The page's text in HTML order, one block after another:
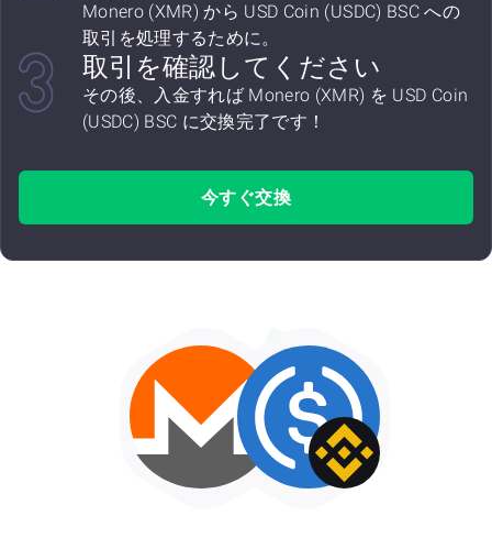
Monero (XMR) から USD Coin (USDC) BSC への
取引を処理するために。
取引を確認してください
その後、入金すれば Monero (XMR) を USD Coin
(USDC) BSC に交換完了です！
今すぐ交換